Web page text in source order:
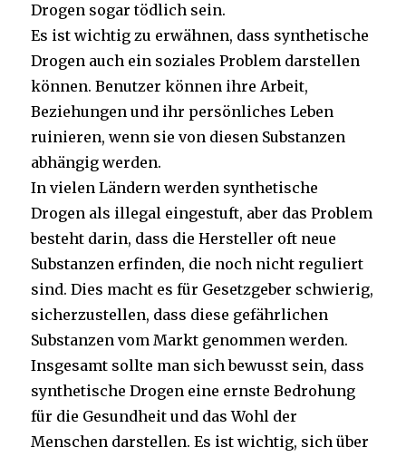
Drogen sogar tödlich sein.
Es ist wichtig zu erwähnen, dass synthetische
Drogen auch ein soziales Problem darstellen
können. Benutzer können ihre Arbeit,
Beziehungen und ihr persönliches Leben
ruinieren, wenn sie von diesen Substanzen
abhängig werden.
In vielen Ländern werden synthetische
Drogen als illegal eingestuft, aber das Problem
besteht darin, dass die Hersteller oft neue
Substanzen erfinden, die noch nicht reguliert
sind. Dies macht es für Gesetzgeber schwierig,
sicherzustellen, dass diese gefährlichen
Substanzen vom Markt genommen werden.
Insgesamt sollte man sich bewusst sein, dass
synthetische Drogen eine ernste Bedrohung
für die Gesundheit und das Wohl der
Menschen darstellen. Es ist wichtig, sich über